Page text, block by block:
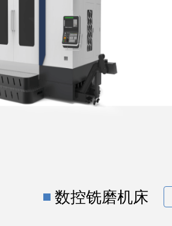
数控铣磨机床